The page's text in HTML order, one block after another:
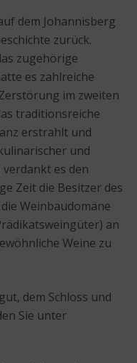
dem Johannisberg
zurück.
zugehörige
es zahlreiche
im zweiten
traditionsreiche
erstrahlt und
und
es den
Zeit die Besitzer des
Weinbaudomäne
an
Weine zu
dem Schloss und
Sie unter